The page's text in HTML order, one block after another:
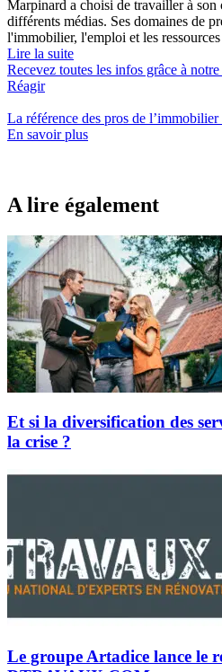
Marpinard a choisi de travailler à son
différents médias. Ses domaines de
l'immobilier, l'emploi et les
Lire la suite
Recevez toutes les infos grâce à
Réagir
La référence des pros de l’immobilier
En savoir plus
A lire également
Et si la diversification des
la crise ?
Le groupe Artadice lance le